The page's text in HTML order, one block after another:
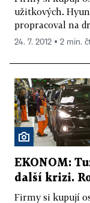
užitkových.
propracoval na
24. 7. 2012 ▪ 2 min.
EKONOM:
další krizi.
Firmy si kupují